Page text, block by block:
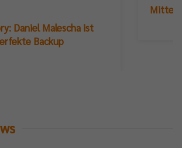
Daniel Malescha ist
Backup